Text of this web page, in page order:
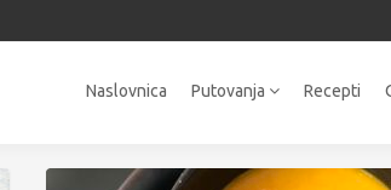
Naslovnica Putovanja Recepti